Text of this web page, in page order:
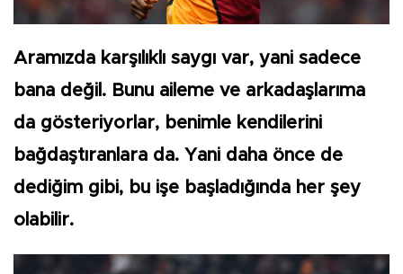
Aramızda karşılıklı saygı var, yani sadece
bana değil. Bunu aileme ve arkadaşlarıma
da gösteriyorlar, benimle kendilerini
bağdaştıranlara da. Yani daha önce de
dediğim gibi, bu işe başladığında her şey
olabilir.